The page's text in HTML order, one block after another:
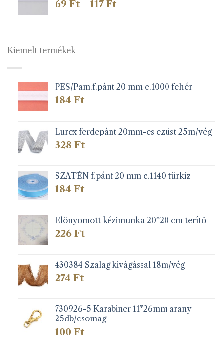
69 Ft – 117 FtÁrtartomány:
Kiemelt termékek
PES/Pam.f.pánt 20 mm c.1000 fehér
184 Ft
Lurex ferdepánt 20mm-es ezüst 25m/vég
328 Ft
SZATÉN f.pánt 20 mm c.1140 türkiz
184 Ft
Elönyomott kézimunka 20*20 cm terítö
226 Ft
430384 Szalag kivágással 18m/vég
274 Ft
730926-5 Karabiner 11*26mm arany
25db/csomag
100 Ft